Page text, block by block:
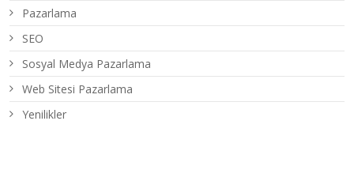
Pazarlama
SEO
Sosyal Medya Pazarlama
Web Sitesi Pazarlama
Yenilikler